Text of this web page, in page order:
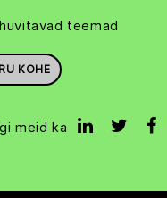
teemad
KOHE
meid ka